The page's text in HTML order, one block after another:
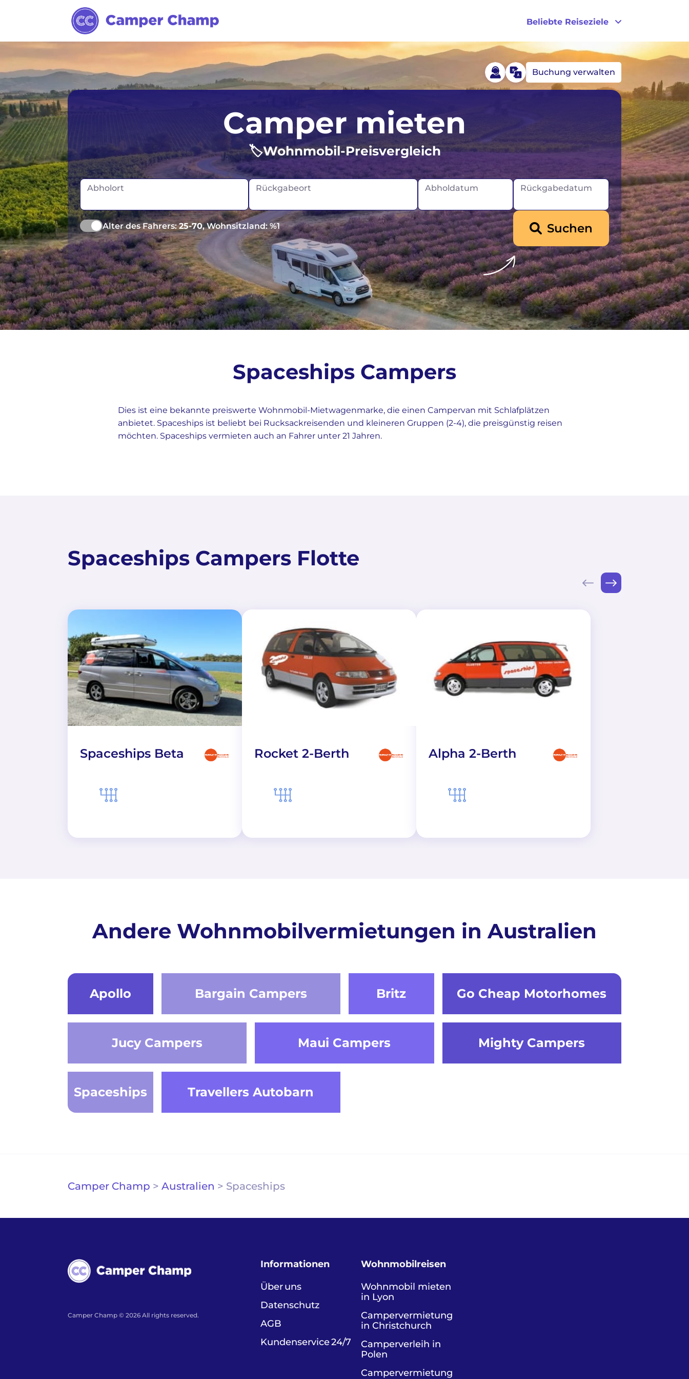
Beliebte Reiseziele
Irland
Island
Portugal
Schottland Kanada
Neuseeland
USA
Buchung verwalten
Camper mieten
🏷️Wohnmobil-Preisvergleich
Abholort Rückgabeort Abholdatum Rückgabedatum
Alter des Fahrers:25-70, Wohnsitzland: %1 Suchen
Spaceships Campers
Dies ist eine bekannte preiswerte Wohnmobil-Mietwagenmarke, die einen Campervan mit Schlafplätzen
anbietet. Spaceships ist beliebt bei Rucksackreisenden und kleineren Gruppen (2-4), die preisgünstig reisen
möchten. Spaceships vermieten auch an Fahrer unter 21 Jahren.
Spaceships Campers Flotte
Spaceships Beta Rocket 2-Berth Alpha 2-Berth
Andere Wohnmobilvermietungen in Australien
Apollo Bargain Campers Britz Go Cheap Motorhomes
Jucy Campers Maui Campers Mighty Campers
Spaceships Travellers Autobarn
Camper Champ > Australien > Spaceships
Informationen
Über uns
Datenschutz
AGB
Kundenservice 24/7
Wohnmobilreisen
Wohnmobil mieten
in Lyon
Camper­vermietung
in Christchurch
Camper­verleih in
Polen
Camper­vermietung
Camper Champ © 2026 All rights reserved.